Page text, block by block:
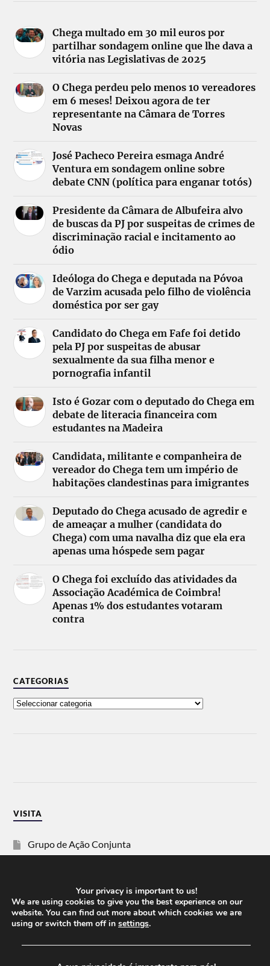
Chega multado em 30 mil euros por
partilhar sondagem online que lhe dava a
vitória nas Legislativas de 2025
O Chega perdeu pelo menos 10 vereadores
em 6 meses! Deixou agora de ter
representante na Câmara de Torres
Novas
José Pacheco Pereira esmaga André
Ventura em sondagem online sobre
debate CNN (política para enganar totós)
Presidente da Câmara de Albufeira alvo
de buscas da PJ por suspeitas de crimes de
discriminação racial e incitamento ao
ódio
Ideóloga do Chega e deputada na Póvoa
de Varzim acusada pelo filho de violência
doméstica por ser gay
Candidato do Chega em Fafe foi detido
pela PJ por suspeitas de abusar
sexualmente da sua filha menor e
pornografia infantil
Isto é Gozar com o deputado do Chega em
debate de literacia financeira com
estudantes na Madeira
Candidata, militante e companheira de
vereador do Chega tem um império de
habitações clandestinas para imigrantes
Deputado do Chega acusado de agredir e
de ameaçar a mulher (candidata do
Chega) com uma navalha diz que ela era
apenas uma hóspede sem pagar
O Chega foi excluído das atividades da
Associação Académica de Coimbra!
Apenas 1% dos estudantes votaram
contra
CATEGORIAS
VISITA
Grupo de Ação Conjunta
Vida Justa
dezanove
Your privacy is important to us!
We are using cookies to give you the best experience on our
website. You can find out more about which cookies we are
using or switch them off in settings.
──────────────────────────────────────